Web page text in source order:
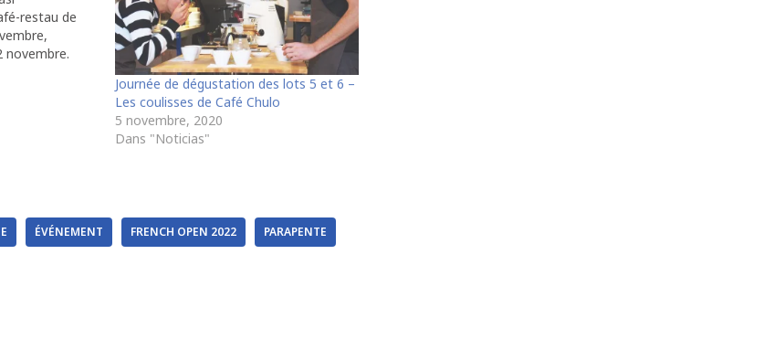
restau de
novembre.
café-resto de
Chulo.
Journée de dégustation des lots 5 et 6 –
Les coulisses de Café Chulo
5 novembre, 2020
Dans "Noticias"
ÉVÉNEMENT FRENCH OPEN 2022 PARAPENTE